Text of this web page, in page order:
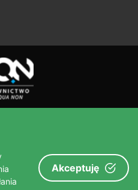
Wydawnictwo SQN 2010-2023
Akceptuję